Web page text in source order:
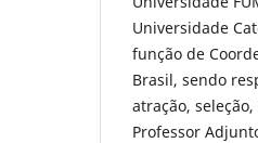
Universidade
função de
Brasil, sendo
atração,
Professor